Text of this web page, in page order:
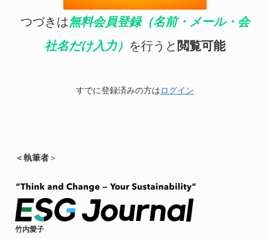
つづきは無料会員登録（名前・メール・会
社名だけ入力） を行うと 閲覧可能
すでに登録済みの方はログイン
＜執筆者＞
竹内愛子